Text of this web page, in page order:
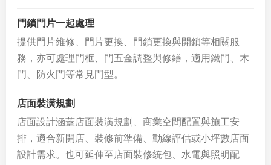
門鎖門片一起處理
提供門片維修、門片更換、門鎖更換與開鎖等相關服
務，亦可處理門框、門五金調整與修繕，適用鐵門、木
門、防火門等常見門型。
店面裝潢規劃
店面設計涵蓋店面裝潢規劃、商業空間配置與施工安
排，適合新開店、裝修前準備、動線評估或小坪數店面
設計需求。也可延伸至店面裝修統包、水電與照明配